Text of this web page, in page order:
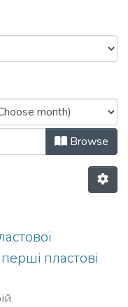
by
Browse
пластові